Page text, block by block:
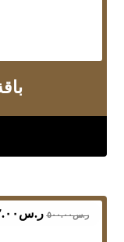
ر.س٥٠٠.٠٠ ر.س